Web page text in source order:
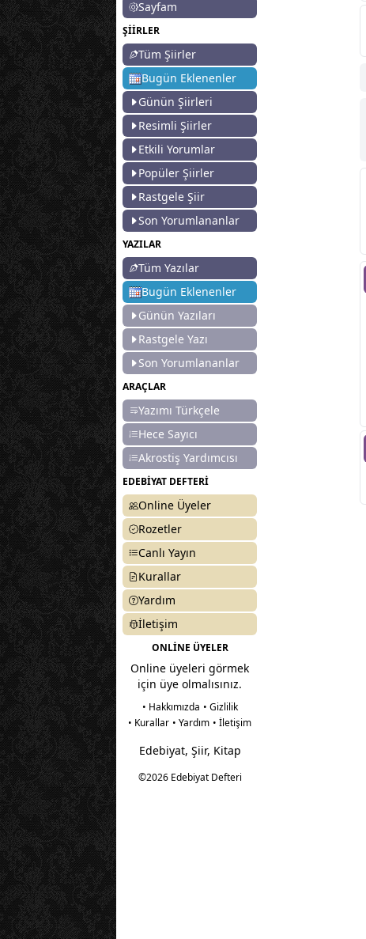
Sayfam
ŞİİRLER
Tüm Şiirler
Bugün Eklenenler
Günün Şiirleri
Resimli Şiirler
Etkili Yorumlar
Popüler Şiirler
Rastgele Şiir
Son Yorumlananlar
YAZILAR
Tüm Yazılar
Bugün Eklenenler
Günün Yazıları
Rastgele Yazı
Son Yorumlananlar
ARAÇLAR
Yazımı Türkçele
Hece Sayıcı
Akrostiş Yardımcısı
EDEBİYAT DEFTERİ
Online Üyeler
Rozetler
Canlı Yayın
Kurallar
Yardım
İletişim
ONLİNE ÜYELER
Online üyeleri görmek
için üye olmalısınız.
• Hakkımızda • Gizlilik
• Kurallar • Yardım • İletişim
Edebiyat, Şiir, Kitap
©2026 Edebiyat Defteri